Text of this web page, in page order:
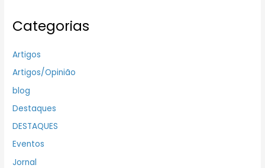
Categorias
Artigos
Artigos/Opinião
blog
Destaques
DESTAQUES
Eventos
Jornal